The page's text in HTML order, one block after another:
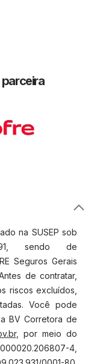
na SUSEP sob
91, sendo de
Seguros Gerais
de contratar,
riscos excluídos,
Você pode
BV Corretora de
, por meio do
4,